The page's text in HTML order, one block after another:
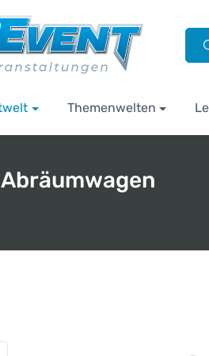
Themenwelten